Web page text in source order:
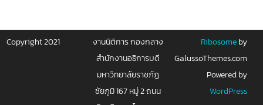
Copyright 2021
งานนิติการ กองกลาง
สำนักงานอธิการบดี
มหาวิทยาลัยราชภัฏ
ชัยภูมิ 167 หมู่ 2 ถนน
Ribosomeby
GalussoThemes.com
Powered by
WordPress